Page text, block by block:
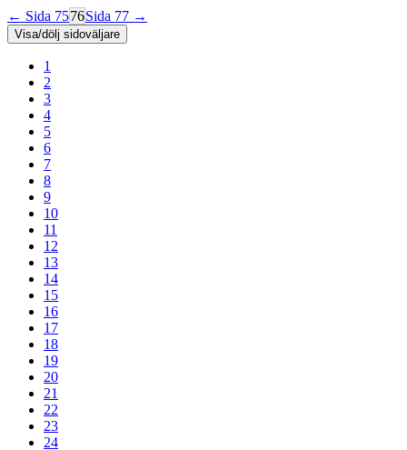
← Sida 7576Sida 77 →
Visa/dölj sidoväljare
1
2
3
4
5
6
7
8
9
10
11
12
13
14
15
16
17
18
19
20
21
22
23
24